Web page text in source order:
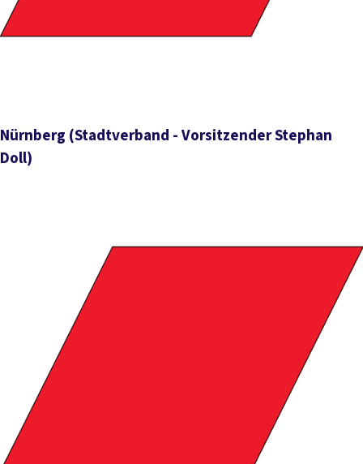
Nürnberg (Stadtverband - Vorsitzender Stephan
Doll)